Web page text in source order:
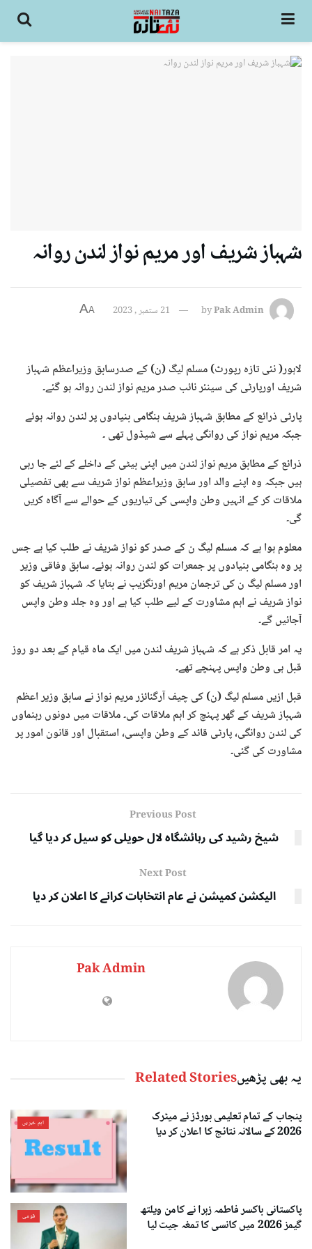
شہباز شریف اور مریم نواز لندن روانہ
byPak Admin 21 ستمبر , 2023 A
A
لاہور( نئی تازہ رپورٹ) مسلم لیگ (ن) کے صدرسابق وزیراعظم شہباز
شریف اورپارٹی کی سینئر نائب صدر مریم نواز لندن روانہ ہو گئے۔
پارٹی ذرائع کے مطابق شہباز شریف ہنگامی بنیادوں پر لندن روانہ ہوئے
جبکہ مریم نواز کی روانگی پہلے سے شیڈول تھی ۔
ذرائع کے مطابق مریم نواز لندن میں اپنی بیٹی کے داخلے کے لئے جا رہی
ہیں جبکہ وہ اپنے والد اور سابق وزیراعظم نواز شریف سے بھی تفصیلی
ملاقات کر کے انہیں وطن واپسی کی تیاریوں کے حوالے سے آگاہ کریں
گی۔
معلوم ہوا ہے کہ مسلم لیگ ن کے صدر کو نواز شریف نے طلب کیا ہے جس
پر وہ ہنگامی بنیادوں پر جمعرات کو لندن روانہ ہوئے۔ سابق وفاقی وزیر
اور مسلم لیگ ن کی ترجمان مریم اورنگزیب نے بتایا کہ شہباز شریف کو
نواز شریف نے اہم مشاورت کے لیے طلب کیا ہے اور وہ جلد وطن واپس
آجائیں گے۔
یہ امر قابل ذکر ہے کہ شہباز شریف لندن میں ایک ماہ قیام کے بعد دو روز
قبل ہی وطن واپس پہنچے تھے۔
قبل ازیں مسلم لیگ (ن) کی چیف آرگنائزر مریم نواز نے سابق وزیر اعظم
شہباز شریف کے گھر پہنچ کر اہم ملاقات کی۔ ملاقات میں دونوں رہنماوں
کی لندن روانگی، پارٹی قائد کے وطن واپسی، استقبال اور قانون امور پر
مشاورت کی گئی۔
Previous Post
شیخ رشید کی رہائشگاہ لال حویلی کو سیل کر دیا گیا
Next Post
الیکشن کمیشن نے عام انتخابات کرانے کا اعلان کر دیا
Pak Admin
یہ بھی پڑھیںRelated Stories
اہم خبریں
پنجاب کے تمام تعلیمی بورڈز نے میٹرک
2026 کے سالانہ نتائج کا اعلان کر دیا
قومی
پاکستانی باکسر فاطمہ زہرا نے کامن ویلتھ
گیمز 2026 میں کانسی کا تمغہ جیت لیا